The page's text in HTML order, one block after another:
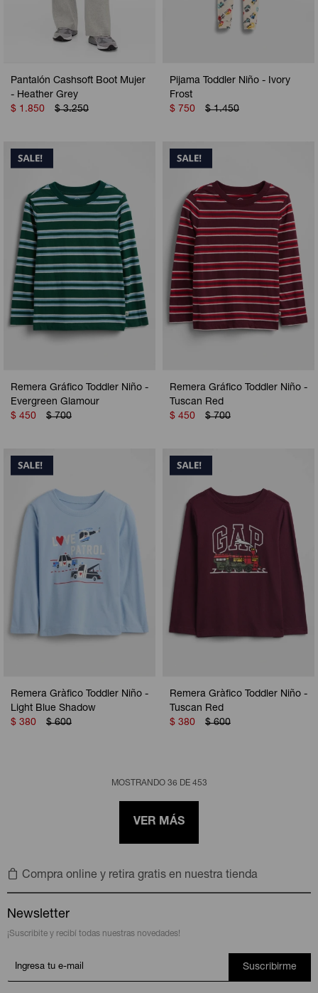
Pantalón Cashsoft Boot Mujer
- Heather Grey
$ 1.850 $ 3.250
Pijama Toddler Niño - Ivory
Frost
$ 750 $ 1.450
Remera Gráfico Toddler Niño -
Evergreen Glamour
$ 450 $ 700
Remera Gráfico Toddler Niño -
Tuscan Red
$ 450 $ 700
Remera Gràfico Toddler Niño -
Light Blue Shadow
$ 380 $ 600
Remera Gràfico Toddler Niño -
Tuscan Red
$ 380 $ 600
MOSTRANDO 36 DE 453
VER MÁS
Compra online y retira gratis en nuestra tienda
Newsletter
¡Suscribite y recibí todas nuestras novedades!
Suscribirme